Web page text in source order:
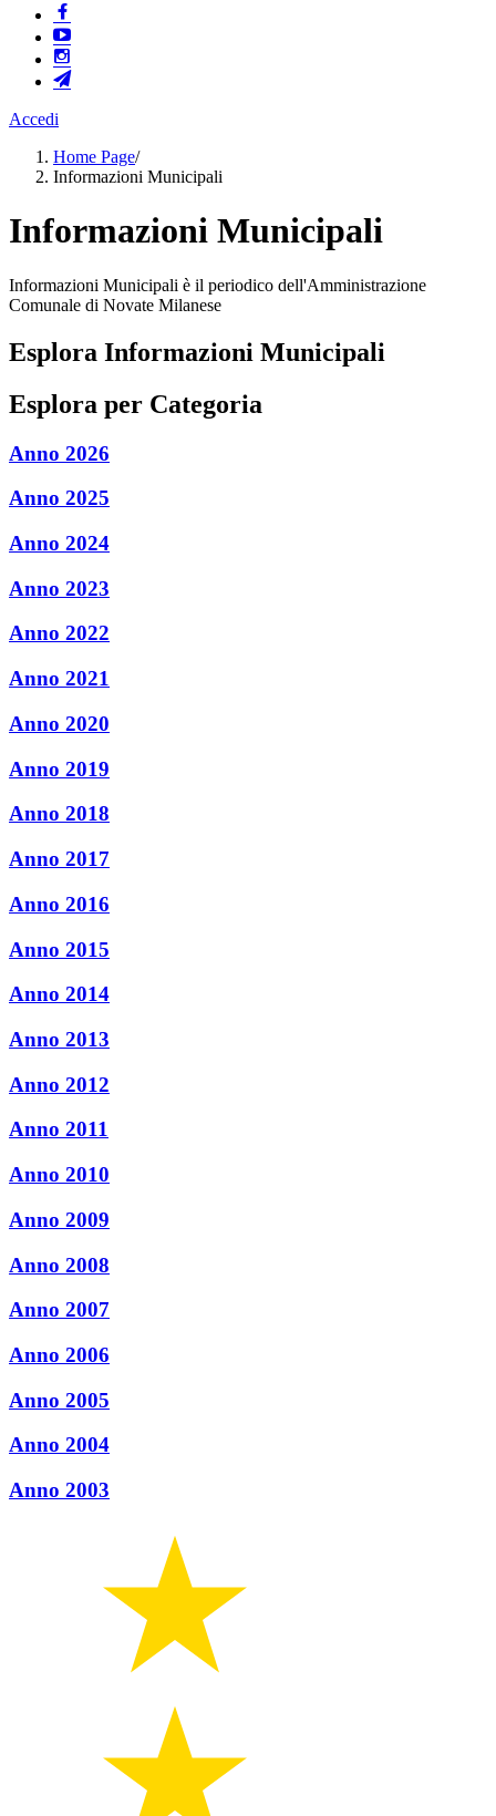
Accedi
Home Page/
Informazioni Municipali
Informazioni Municipali
Informazioni Municipali è il periodico dell'Amministrazione
Comunale di Novate Milanese
Esplora Informazioni Municipali
Esplora per Categoria
Anno 2026
Anno 2025
Anno 2024
Anno 2023
Anno 2022
Anno 2021
Anno 2020
Anno 2019
Anno 2018
Anno 2017
Anno 2016
Anno 2015
Anno 2014
Anno 2013
Anno 2012
Anno 2011
Anno 2010
Anno 2009
Anno 2008
Anno 2007
Anno 2006
Anno 2005
Anno 2004
Anno 2003